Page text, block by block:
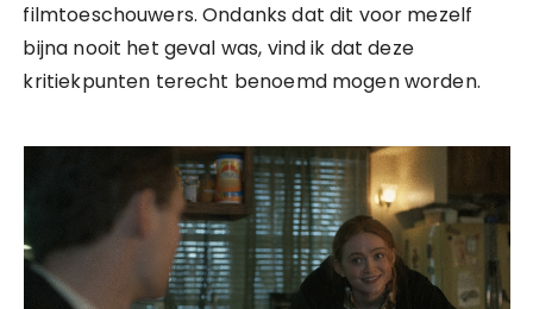
filmtoeschouwers. Ondanks dat dit voor mezelf
bijna nooit het geval was, vind ik dat deze
kritiekpunten terecht benoemd mogen worden.